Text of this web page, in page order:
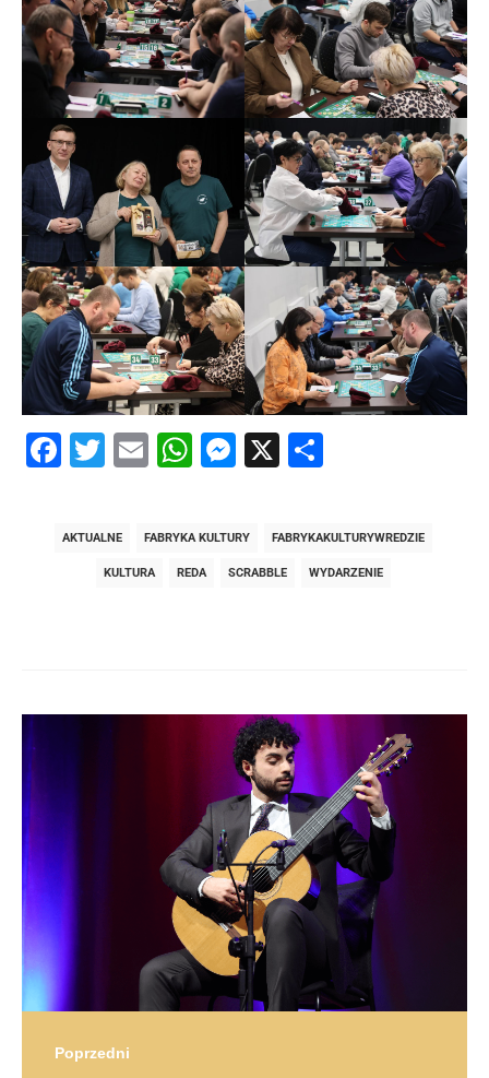
Facebook
Twitter
EmailWhatsApp
Messenger
X
AKTUALNE FABRYKA KULTURY FABRYKAKULTURYWREDZIE
KULTURA REDA SCRABBLE WYDARZENIE
Post
navigation
post
Poprzedni